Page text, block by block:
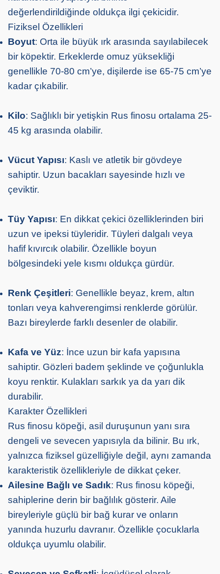
değerlendirildiğinde oldukça ilgi çekicidir.
Fiziksel Özellikleri
Boyut: Orta ile büyük ırk arasında sayılabilecek
bir köpektir. Erkeklerde omuz yüksekliği
genellikle 70-80 cm’ye, dişilerde ise 65-75 cm’ye
kadar çıkabilir.
Kilo: Sağlıklı bir yetişkin Rus finosu ortalama 25-
45 kg arasında olabilir.
Vücut Yapısı: Kaslı ve atletik bir gövdeye
sahiptir. Uzun bacakları sayesinde hızlı ve
çeviktir.
Tüy Yapısı: En dikkat çekici özelliklerinden biri
uzun ve ipeksi tüyleridir. Tüyleri dalgalı veya
hafif kıvırcık olabilir. Özellikle boyun
bölgesindeki yele kısmı oldukça gürdür.
Renk Çeşitleri: Genellikle beyaz, krem, altın
tonları veya kahverengimsi renklerde görülür.
Bazı bireylerde farklı desenler de olabilir.
Kafa ve Yüz: İnce uzun bir kafa yapısına
sahiptir. Gözleri badem şeklinde ve çoğunlukla
koyu renktir. Kulakları sarkık ya da yarı dik
durabilir.
Karakter Özellikleri
Rus finosu köpeği, asil duruşunun yanı sıra
dengeli ve sevecen yapısıyla da bilinir. Bu ırk,
yalnızca fiziksel güzelliğiyle değil, aynı zamanda
karakteristik özellikleriyle de dikkat çeker.
Ailesine Bağlı ve Sadık: Rus finosu köpeği,
sahiplerine derin bir bağlılık gösterir. Aile
bireyleriyle güçlü bir bağ kurar ve onların
yanında huzurlu davranır. Özellikle çocuklarla
oldukça uyumlu olabilir.